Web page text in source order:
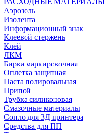
РАСХОДНЫЕ МАТЕРИАЛЫ
Аэрозоль
Изолента
Информационный знак
Клеевой стержень
Клей
ЛКМ
Бирка маркировочная
Оплетка защитная
Паста полировальная
Припой
Трубка силиконовая
Смазочные материалы
Сопло для 3Д принтера
Средства для ПП